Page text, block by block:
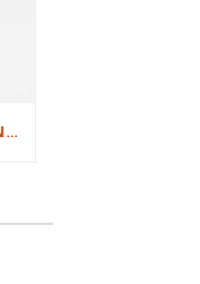
IDEALE CAPUCHONTRUI BREIEN VOOR THUIS OP DE BANK